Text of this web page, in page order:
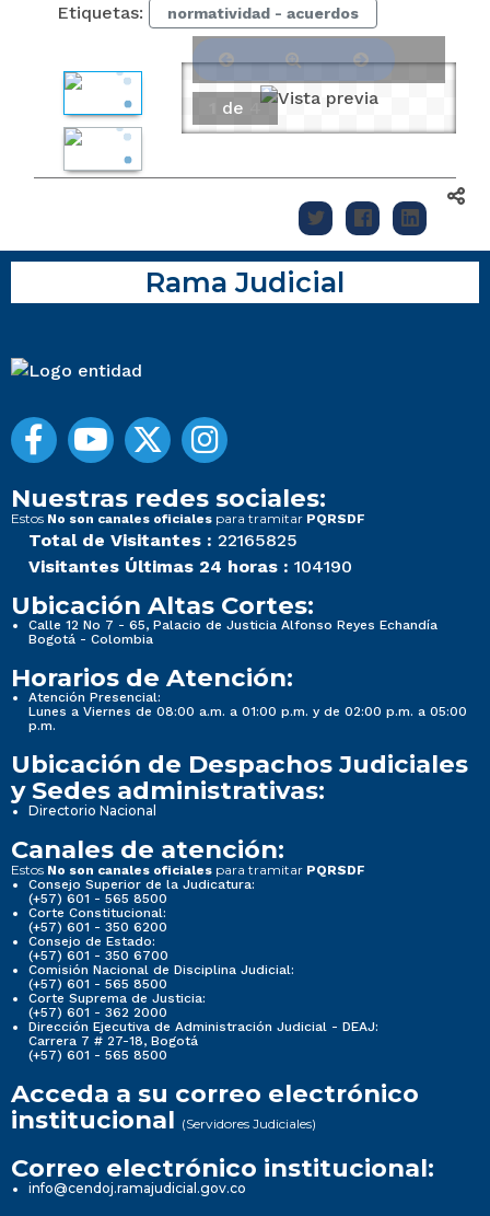
Etiquetas:
normatividad - acuerdos
de 4
Rama Judicial
Nuestras redes sociales:
Estos No son canales oficiales para tramitar PQRSDF
Total de Visitantes : 22165825
Visitantes Últimas 24 horas : 104190
Ubicación Altas Cortes:
Calle 12 No 7 - 65, Palacio de Justicia Alfonso Reyes Echandía
Bogotá - Colombia
Horarios de Atención:
Atención Presencial:
Lunes a Viernes de 08:00 a.m. a 01:00 p.m. y de 02:00 p.m. a 05:00
p.m.
Ubicación de Despachos Judiciales
y Sedes administrativas:
Directorio Nacional
Canales de atención:
Estos No son canales oficiales para tramitar PQRSDF
Consejo Superior de la Judicatura:
(+57) 601 - 565 8500
Corte Constitucional:
(+57) 601 - 350 6200
Consejo de Estado:
(+57) 601 - 350 6700
Comisión Nacional de Disciplina Judicial:
(+57) 601 - 565 8500
Corte Suprema de Justicia:
(+57) 601 - 362 2000
Dirección Ejecutiva de Administración Judicial - DEAJ:
Carrera 7 # 27-18, Bogotá
(+57) 601 - 565 8500
Acceda a su correo electrónico
institucional (Servidores Judiciales)
Correo electrónico institucional:
info@cendoj.ramajudicial.gov.co